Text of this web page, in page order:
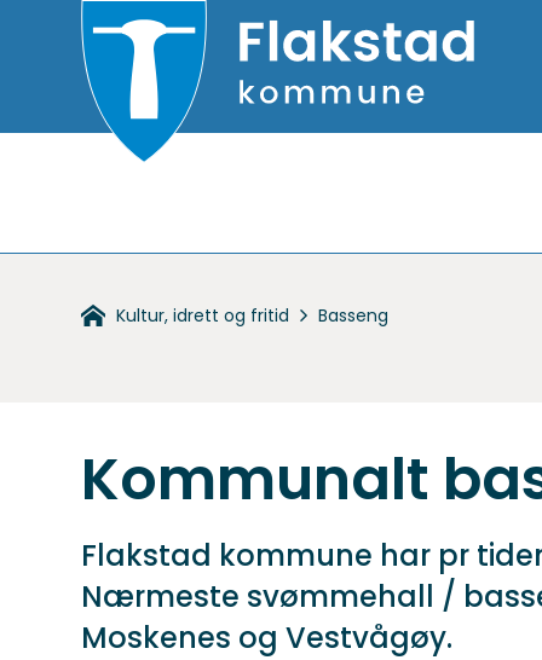
Flakstad
kommune
Du Kultur, idrett og fritid Basseng
Kommunalt
Flakstad kommune har pr
Nærmeste svømmehall /
Moskenes og Vestvågøy.